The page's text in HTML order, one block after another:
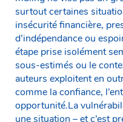
surtout certaines
insécurité financière,
d’indépendance ou
étape prise isolément
sous-estimés ou le
auteurs exploitent en
comme la confiance,
opportunité.La
une situation – et c’est